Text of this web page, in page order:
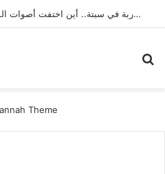
بعد تعنيف المغاربة في سبتة.. أين اختفت أصوات المدافعين عن حقوق الإنسان ؟